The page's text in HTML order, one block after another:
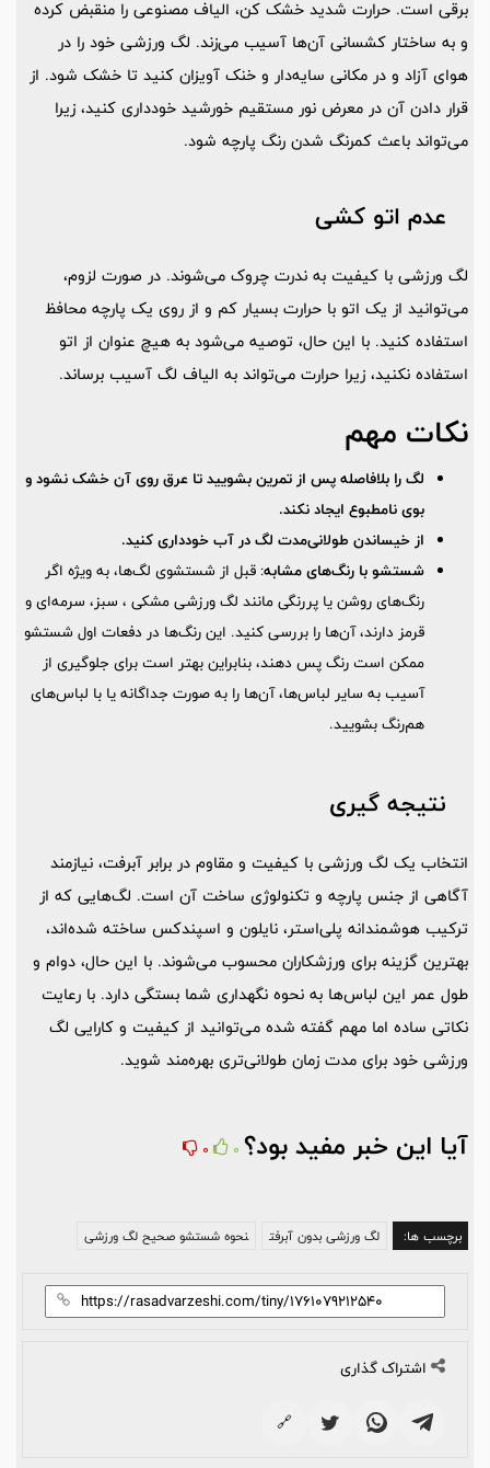
برقی است. حرارت شدید خشک ‌کن، الیاف مصنوعی را منقبض کرده
و به ساختار کشسانی آن‌ها آسیب می‌زند. لگ ورزشی خود را در
هوای آزاد و در مکانی سایه‌دار و خنک آویزان کنید تا خشک شود. از
قرار دادن آن در معرض نور مستقیم خورشید خودداری کنید، زیرا
می‌تواند باعث کمرنگ شدن رنگ پارچه شود.
عدم اتو کشی
لگ‌ ورزشی با کیفیت به ندرت چروک می‌شوند. در صورت لزوم،
می‌توانید از یک اتو با حرارت بسیار کم و از روی یک پارچه محافظ
استفاده کنید. با این حال، توصیه می‌شود به هیچ عنوان از اتو
استفاده نکنید، زیرا حرارت می‌تواند به الیاف لگ آسیب برساند.
نکات مهم
لگ را بلافاصله پس از تمرین بشویید تا عرق روی آن خشک نشود و
بوی نامطبوع ایجاد نکند.
از خیساندن طولانی‌مدت لگ در آب خودداری کنید.
شستشو با رنگ‌های مشابه: قبل از شستشوی لگ‌ها، به ‌ویژه اگر
رنگ‌های روشن یا پررنگی مانند لگ ورزشی مشکی ، سبز، سرمه‌ای و
قرمز دارند، آن‌ها را بررسی کنید. این رنگ‌ها در دفعات اول شستشو
ممکن است رنگ پس دهند، بنابراین بهتر است برای جلوگیری از
آسیب به سایر لباس‌ها، آن‌ها را به صورت جداگانه یا با لباس‌های
هم‌رنگ بشویید.
نتیجه‌ گیری
انتخاب یک لگ ورزشی با کیفیت و مقاوم در برابر آبرفت، نیازمند
آگاهی از جنس پارچه و تکنولوژی ساخت آن است. لگ‌هایی که از
ترکیب هوشمندانه پلی‌استر، نایلون و اسپندکس ساخته شده‌اند،
بهترین گزینه برای ورزشکاران محسوب می‌شوند. با این حال، دوام و
طول عمر این لباس‌ها به نحوه نگهداری شما بستگی دارد. با رعایت
نکاتی ساده اما مهم گفته شده می‌توانید از کیفیت و کارایی لگ
ورزشی خود برای مدت زمان طولانی‌تری بهره‌مند شوید.
آیا این خبر مفید بود؟ 0
0
برچسب ها: لگ ورزشی بدون آبرفت نحوه شستشو صحیح لگ ورزشی
اشتراک گذاری
🔗